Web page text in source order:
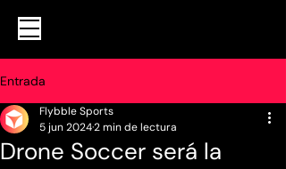
Entrada
Drone Soccer será la
Flybble Sports
5 jun 20242 min de lectura